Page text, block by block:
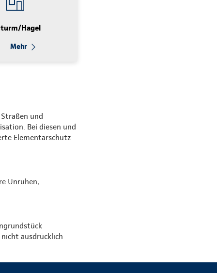
Hagel
Mehr
und
Bei diesen und
Elementarschutz
Unruhen,
ausdrücklich